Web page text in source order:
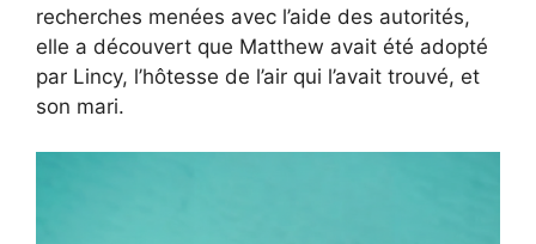
recherches menées avec l’aide des autorités,
elle a découvert que Matthew avait été adopté
par Lincy, l’hôtesse de l’air qui l’avait trouvé, et
son mari.